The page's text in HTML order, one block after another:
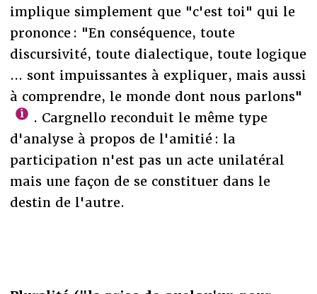
implique simplement que "c'est toi" qui le
prononce : "En conséquence, toute
discursivité, toute dialectique, toute logique
... sont impuissantes à expliquer, mais aussi
à comprendre, le monde dont nous parlons"
. Cargnello reconduit le même type
d'analyse à propos de l'amitié : la
participation n'est pas un acte unilatéral
mais une façon de se constituer dans le
destin de l'autre.